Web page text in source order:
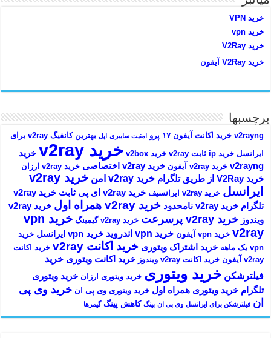
خرید VPN
خرید vpn
خرید V2Ray
خرید V2Ray آیفون
برچسبها
v2rayng خرید اکانت آیفون ۱۷ پرو امنیت سایبری اپل
بهترین کانفیگ v2ray برای
ایرانسل خرید ip ثابت v2ray خرید v2box خرید v2ray
خرید
v2rayng خرید v2ray آیفون خرید v2ray اختصاصی خرید v2ray ارزان
خرید V2Ray از طریق تلگرام خرید v2ray امن
خرید v2ray
ایرانسل خرید v2ray ایرانسیف خرید v2ray ای پی ثابت
خرید v2ray
تلگرام خرید v2ray نامحدود خرید v2ray همراه اول
خرید v2ray
ویندوز خرید v2ray پرسرعت خرید v2ray گیمینگ
خرید vpn
v2ray خرید vpn آیفون خرید vpn اندروید خرید vpn ایرانسل
خرید
vpn یک ماهه
خرید اشتراک ویتوری خرید اکانت v2ray
خرید اکانت
v2ray آیفون
خرید اکانت v2ray ویندوز خرید اکانت ویتوری خرید
فیلترشکن خرید ویتوری خرید ویتوری ارزان خرید ویتوری
تلگرام خرید ویتوری همراه اول خرید ویتوری وی پی ان خرید وی پی
ان فیلترشکن برای ایرانسل وی پی ان پینگ کاهش پینگ گیمرها